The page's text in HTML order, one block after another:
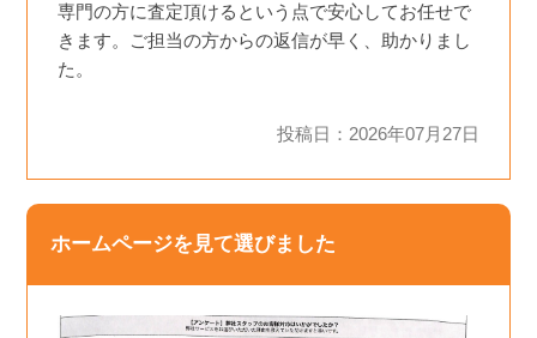
専門の方に査定頂けるという点で安心してお任せで
きます。ご担当の方からの返信が早く、助かりまし
た。
投稿日：2026年07月27日
ホームページを見て選びました